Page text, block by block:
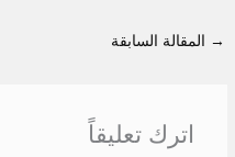
→ المقالة السابقة
اترك تعليقاً